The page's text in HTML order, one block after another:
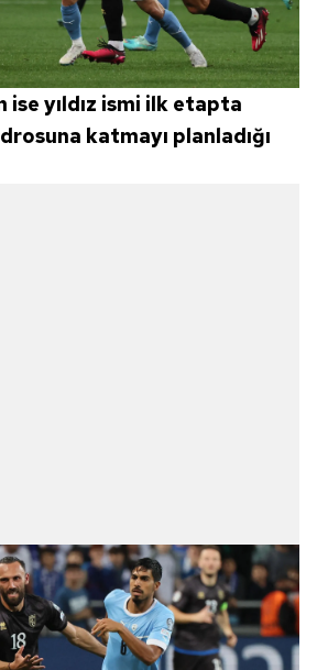
ise yıldız ismi ilk etapta
katmayı planladığı